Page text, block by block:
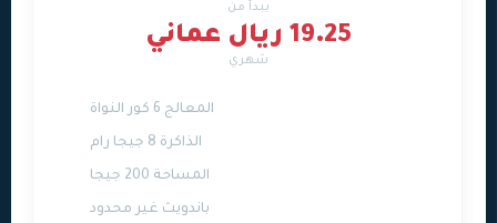
يبدأ من
19.25 ريال عماني
شهري
المعالج 6 كور النواة
الذاكرة 8 جيجا رام
المساحة 200 جيجا
باندويث غير محدود